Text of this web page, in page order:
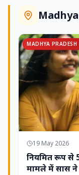
MADHYA PRADESH
19 May 2026
नियमित रूप से
मामले में सास